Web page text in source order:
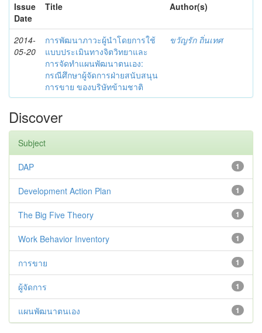
Issue
Date
Title Author(s)
2014-
05-20
การพัฒนาภาวะผู้นำโดยการใช้
แบบประเมินทางจิตวิทยาและ
การจัดทำแผนพัฒนาตนเอง:
กรณีศึกษาผู้จัดการฝ่ายสนับสนุน
การขาย ของบริษัทข้ามชาติ
ขวัญรัก ถิ่นเทศ
Discover
Subject
1
DAP
1
Development Action Plan
1
The Big Five Theory
1
Work Behavior Inventory
1
การขาย
1
ผู้จัดการ
1
แผนพัฒนาตนเอง